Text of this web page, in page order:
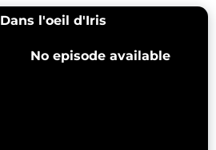
Dans l'oeil d'Iris
No episode available